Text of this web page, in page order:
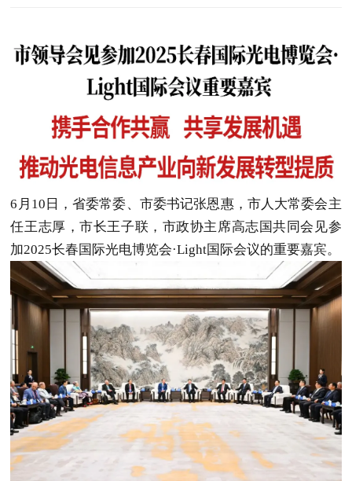
6月10日，省委常委、市委书记张恩惠，市人大常委会主
任王志厚，市长王子联，市政协主席高志国共同会见参
加2025长春国际光电博览会·Light国际会议的重要嘉宾。